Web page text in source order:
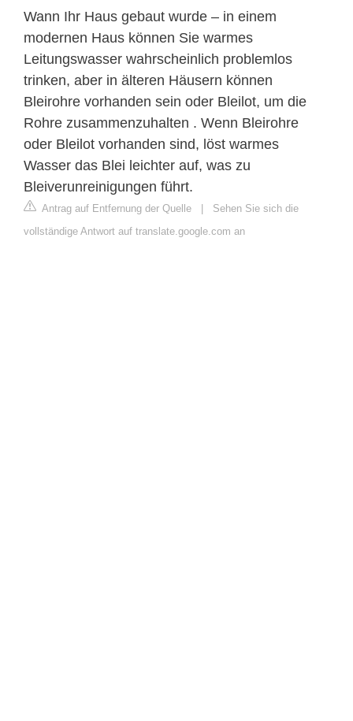
Wann Ihr Haus gebaut wurde – in einem
modernen Haus können Sie warmes
Leitungswasser wahrscheinlich problemlos
trinken, aber in älteren Häusern können
Bleirohre vorhanden sein oder Bleilot, um die
Rohre zusammenzuhalten . Wenn Bleirohre
oder Bleilot vorhanden sind, löst warmes
Wasser das Blei leichter auf, was zu
Bleiverunreinigungen führt.
Antrag auf Entfernung der Quelle | Sehen Sie sich die
vollständige Antwort auf translate.google.com an